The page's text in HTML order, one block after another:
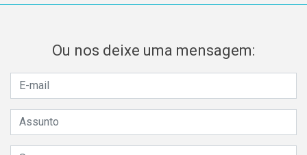
Ou nos deixe uma mensagem: